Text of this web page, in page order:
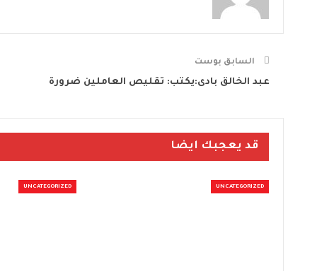
السابق بوست
عبد الخالق بادى:يكتب: تقليص العاملين ضرورة
قد يعجبك ايضا
UNCATEGORIZED
UNCATEGORIZED